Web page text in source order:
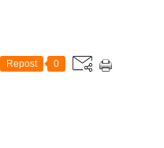
Repost 0